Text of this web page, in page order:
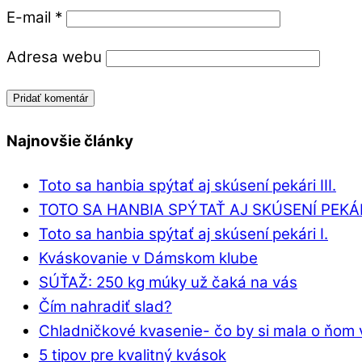
E-mail *
Adresa webu
Najnovšie články
Toto sa hanbia spýtať aj skúsení pekári III.
TOTO SA HANBIA SPÝTAŤ AJ SKÚSENÍ
Toto sa hanbia spýtať aj skúsení pekári I.
Kváskovanie v Dámskom klube
SÚŤAŽ: 250 kg múky už čaká na vás
Čím nahradiť slad?
Chladničkové kvasenie- čo by si mala o ňom
5 tipov pre kvalitný kvások